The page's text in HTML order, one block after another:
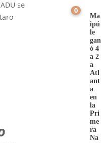
se
0
Ma
ipú
le
gan
ó 4
a 2
a
Atl
ant
a
en
la
Pri
me
ra
Na